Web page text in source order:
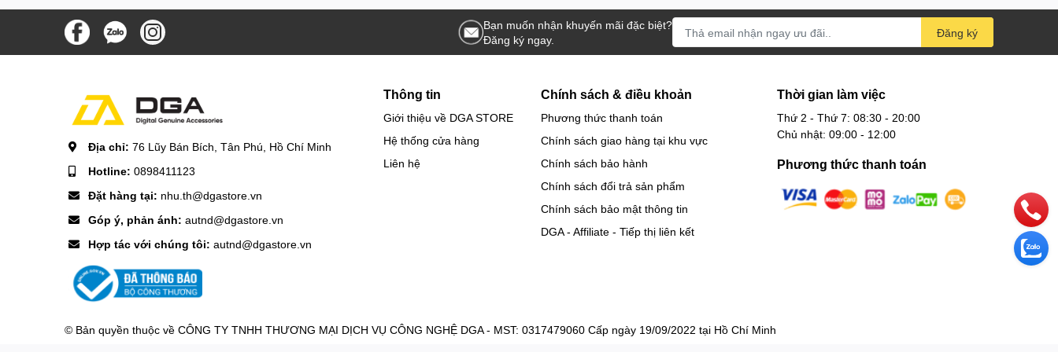
– 3 Hour Fast Charging
Noise level
Packaging size
–158*74*40.5mm
Dimensions
– 155x71x37mm
Weight
Bạn muốn nhận khuyến mãi đặc biệt?
Đăng ký ngay.
Đăng ký
Địa chỉ: 76 Lũy Bán Bích, Tân Phú, Hồ Chí Minh
Hotline: 0898411123
Đặt hàng tại: nhu.th@dgastore.vn
Góp ý, phản ánh: autnd@dgastore.vn
Hợp tác với chúng tôi: autnd@dgastore.vn
Thông tin
Giới thiệu về DGA STORE
Hệ thống cửa hàng
Liên hệ
Chính sách & điều khoản
Phương thức thanh toán
Chính sách giao hàng tại khu vực
Chính sách bảo hành
Chính sách đổi trả sản phẩm
Chính sách bảo mật thông tin
DGA - Affiliate - Tiếp thị liên kết
Thời gian làm việc
Thứ 2 - Thứ 7: 08:30 - 20:00
Chủ nhật: 09:00 - 12:00
Phương thức thanh toán
© Bản quyền thuộc về CÔNG TY TNHH THƯƠNG MẠI DỊCH VỤ CÔNG NGHỆ DGA - MST: 0317479060 Cấp ngày 19/09/2022 tại Hồ Chí Minh